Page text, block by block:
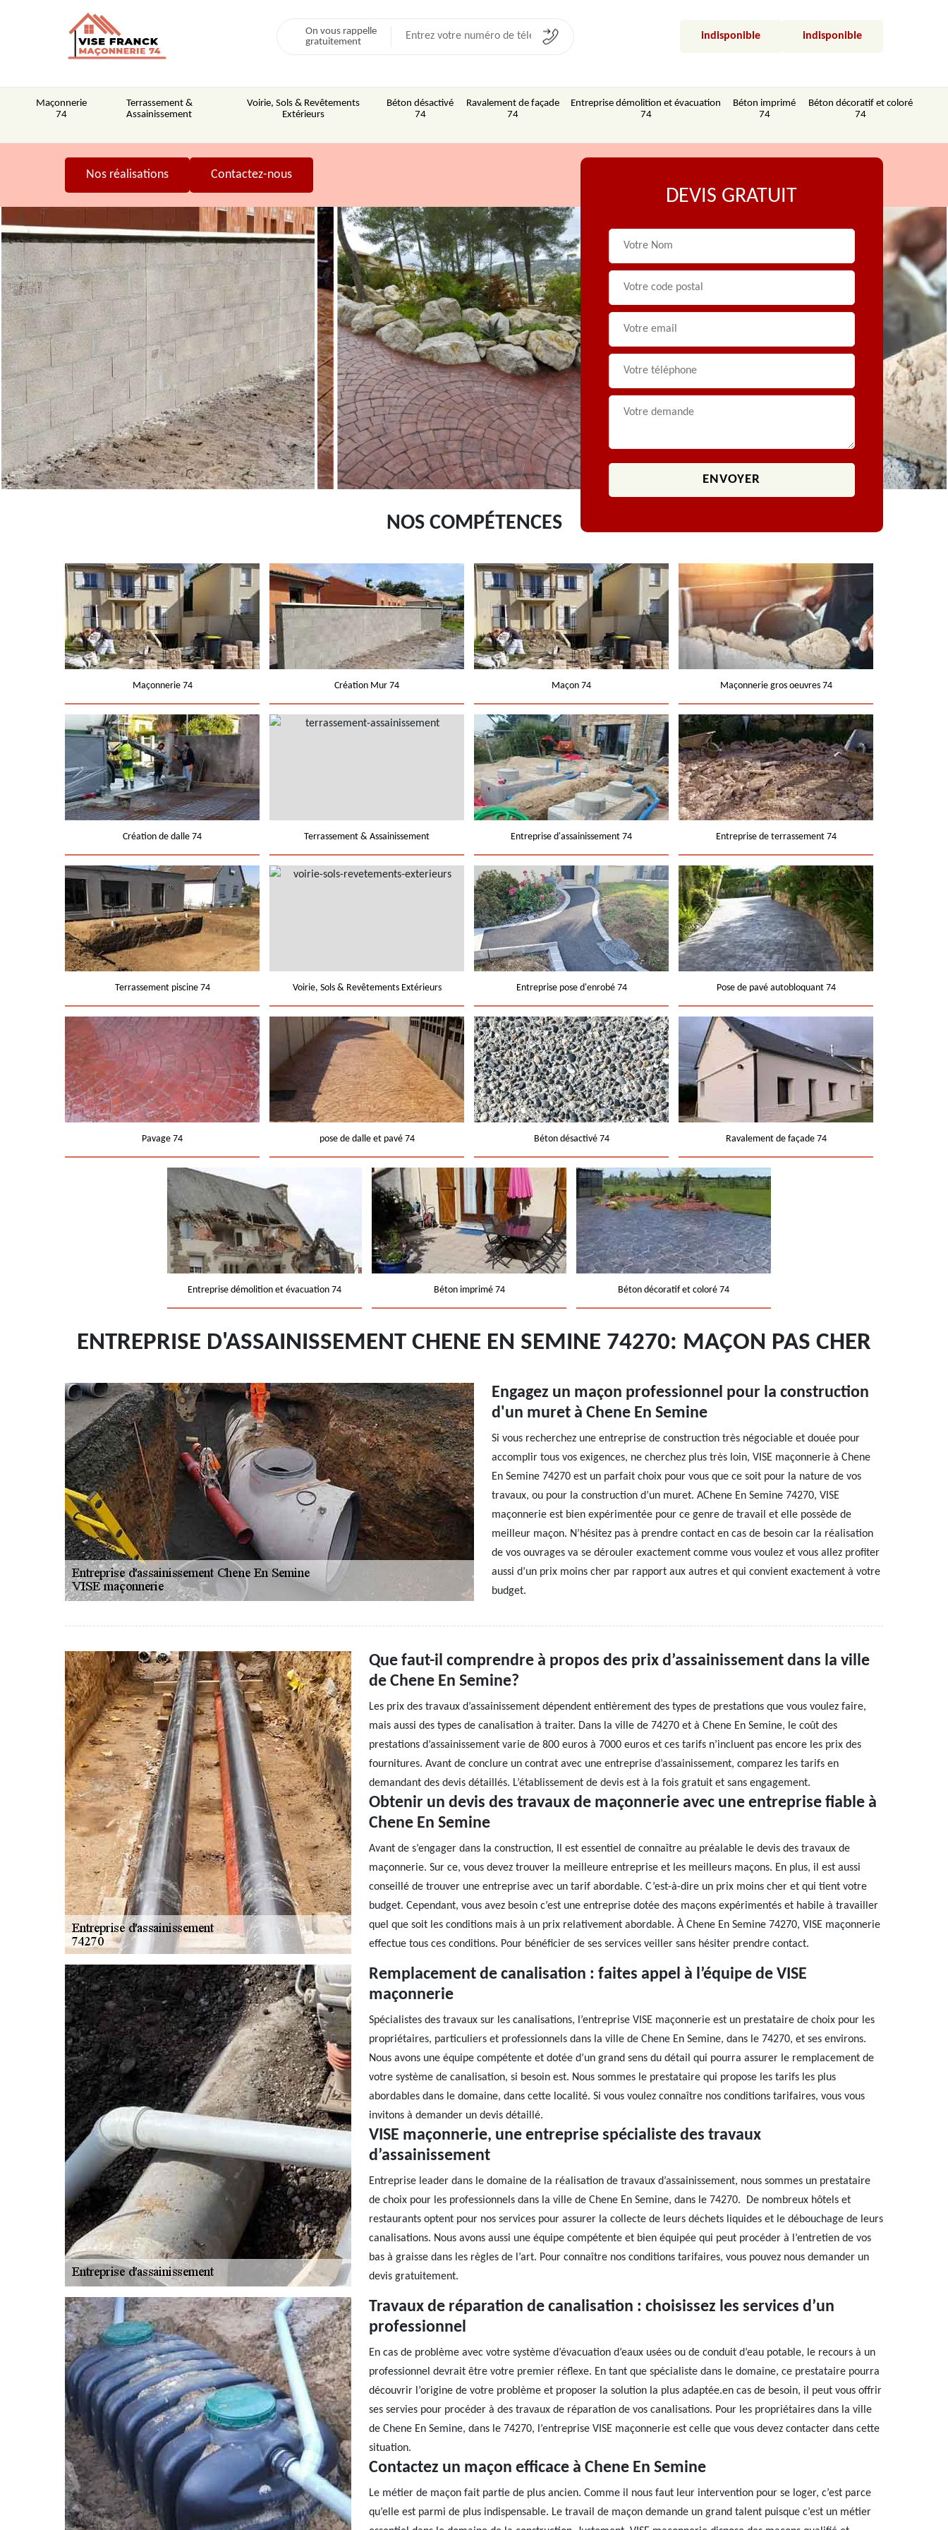
On vous rappelle
gratuitement
indisponible indisponible
Maçonnerie
74
Terrassement &
Assainissement
Voirie, Sols & Revêtements
Extérieurs
Béton désactivé
74
Ravalement de façade
74
Entreprise démolition et évacuation
74
Béton imprimé
74
Béton décoratif et coloré
74
Nos réalisations Contactez-nous
DEVIS GRATUIT
NOS COMPÉTENCES
Maçonnerie 74 Création Mur 74 Maçon 74 Maçonnerie gros oeuvres 74
Création de dalle 74 Terrassement & Assainissement Entreprise d'assainissement 74 Entreprise de terrassement 74
Terrassement piscine 74 Voirie, Sols & Revêtements Extérieurs Entreprise pose d'enrobé 74 Pose de pavé autobloquant 74
Pavage 74 pose de dalle et pavé 74 Béton désactivé 74 Ravalement de façade 74
Entreprise démolition et évacuation 74 Béton imprimé 74 Béton décoratif et coloré 74
ENTREPRISE D'ASSAINISSEMENT CHENE EN SEMINE 74270: MAÇON PAS CHER
Engagez un maçon professionnel pour la construction
d'un muret à Chene En Semine
Si vous recherchez une entreprise de construction très négociable et douée pour
accomplir tous vos exigences, ne cherchez plus très loin, VISE maçonnerie à Chene
En Semine 74270 est un parfait choix pour vous que ce soit pour la nature de vos
travaux, ou pour la construction d’un muret. AChene En Semine 74270, VISE
maçonnerie est bien expérimentée pour ce genre de travail et elle possède de
meilleur maçon. N’hésitez pas à prendre contact en cas de besoin car la réalisation
de vos ouvrages va se dérouler exactement comme vous voulez et vous allez profiter
aussi d’un prix moins cher par rapport aux autres et qui convient exactement à votre
budget.
Que faut-il comprendre à propos des prix d’assainissement dans la ville
de Chene En Semine?
Les prix des travaux d’assainissement dépendent entièrement des types de prestations que vous voulez faire,
mais aussi des types de canalisation à traiter. Dans la ville de 74270 et à Chene En Semine, le coût des
prestations d’assainissement varie de 800 euros à 7000 euros et ces tarifs n’incluent pas encore les prix des
fournitures. Avant de conclure un contrat avec une entreprise d’assainissement, comparez les tarifs en
demandant des devis détaillés. L’établissement de devis est à la fois gratuit et sans engagement.
Obtenir un devis des travaux de maçonnerie avec une entreprise fiable à
Chene En Semine
Avant de s’engager dans la construction, Il est essentiel de connaître au préalable le devis des travaux de
maçonnerie. Sur ce, vous devez trouver la meilleure entreprise et les meilleurs maçons. En plus, il est aussi
conseillé de trouver une entreprise avec un tarif abordable. C’est-à-dire un prix moins cher et qui tient votre
budget. Cependant, vous avez besoin c’est une entreprise dotée des maçons expérimentés et habile à travailler
quel que soit les conditions mais à un prix relativement abordable. À Chene En Semine 74270, VISE maçonnerie
effectue tous ces conditions. Pour bénéficier de ses services veiller sans hésiter prendre contact.
Remplacement de canalisation : faites appel à l’équipe de VISE
maçonnerie
Spécialistes des travaux sur les canalisations, l’entreprise VISE maçonnerie est un prestataire de choix pour les
propriétaires, particuliers et professionnels dans la ville de Chene En Semine, dans le 74270, et ses environs.
Nous avons une équipe compétente et dotée d’un grand sens du détail qui pourra assurer le remplacement de
votre système de canalisation, si besoin est. Nous sommes le prestataire qui propose les tarifs les plus
abordables dans le domaine, dans cette localité. Si vous voulez connaître nos conditions tarifaires, vous vous
invitons à demander un devis détaillé.
VISE maçonnerie, une entreprise spécialiste des travaux
d’assainissement
Entreprise leader dans le domaine de la réalisation de travaux d’assainissement, nous sommes un prestataire
de choix pour les professionnels dans la ville de Chene En Semine, dans le 74270. De nombreux hôtels et
restaurants optent pour nos services pour assurer la collecte de leurs déchets liquides et le débouchage de leurs
canalisations. Nous avons aussi une équipe compétente et bien équipée qui peut procéder à l’entretien de vos
bas à graisse dans les règles de l’art. Pour connaître nos conditions tarifaires, vous pouvez nous demander un
devis gratuitement.
Travaux de réparation de canalisation : choisissez les services d’un
professionnel
En cas de problème avec votre système d’évacuation d’eaux usées ou de conduit d’eau potable, le recours à un
professionnel devrait être votre premier réflexe. En tant que spécialiste dans le domaine, ce prestataire pourra
découvrir l’origine de votre problème et proposer la solution la plus adaptée.en cas de besoin, il peut vous offrir
ses servies pour procéder à des travaux de réparation de vos canalisations. Pour les propriétaires dans la ville
de Chene En Semine, dans le 74270, l’entreprise VISE maçonnerie est celle que vous devez contacter dans cette
situation.
Contactez un maçon efficace à Chene En Semine
Le métier de maçon fait partie de plus ancien. Comme il nous faut leur intervention pour se loger, c’est parce
qu’elle est parmi de plus indispensable. Le travail de maçon demande un grand talent puisque c’est un métier